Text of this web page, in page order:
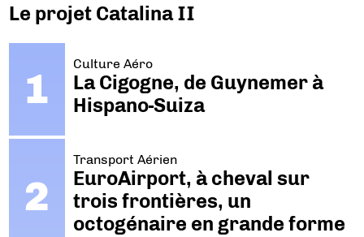
Le projet Catalina II
Culture Aéro
La Cigogne, de Guynemer à
Hispano-Suiza
Transport Aérien
EuroAirport, à cheval sur
trois frontières, un
octogénaire en grande forme